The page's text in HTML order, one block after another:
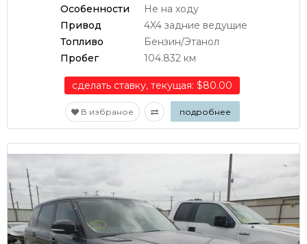
Особенности
Не на ходу
Привод
4X4 задние ведущие
Топливо
Бензин/Этанол
Пробег
104.832 км
сделать ставку, текущая: $80.00
В избраное подробнее